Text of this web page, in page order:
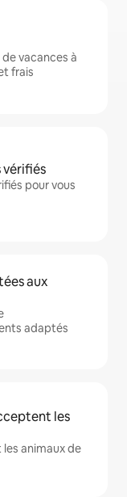
vacances à
frais
vérifiés
pour vous
aux
adaptés
les
animaux de